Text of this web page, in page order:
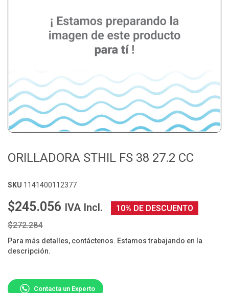
ORILLADORA STHIL FS 38 27.2 CC
SKU 1141400112377
$245.056 IVA Incl.
10% DE DESCUENTO
$272.284
Para más detalles, contáctenos. Estamos trabajando en la
descripción.
Contacta un Experto